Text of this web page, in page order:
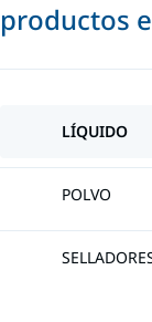
productos
LÍQUIDO
POLVO